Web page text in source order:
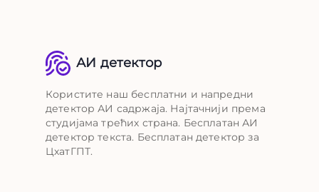
АИ детектор
Користите наш бесплатни и напредни
детектор АИ садржаја. Најтачнији према
студијама трећих страна. Бесплатан АИ
детектор текста. Бесплатан детектор за
ЦхатГПТ.